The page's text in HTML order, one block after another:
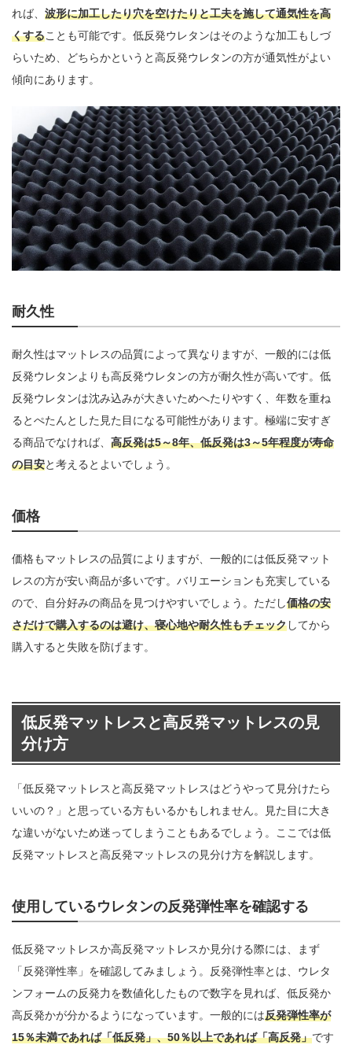
れば、 波形に加工したり穴を空けたりと工夫を施して通気性を高
くすることも可能です。低反発ウレタンはそのような加工もしづ
らいため、どちらかというと高反発ウレタンの方が通気性がよい
傾向にあります。
耐久性
耐久性はマットレスの品質によって異なりますが、一般的には低
反発ウレタンよりも高反発ウレタンの方が耐久性が高いです。低
反発ウレタンは沈み込みが大きいためへたりやすく、年数を重ね
るとぺたんとした見た目になる可能性があります。極端に安すぎ
る商品でなければ、 高反発は5～8年、低反発は3～5年程度が寿命
の目安と考えるとよいでしょう。
価格
価格もマットレスの品質によりますが、一般的には低反発マット
レスの方が安い商品が多いです。バリエーションも充実している
ので、自分好みの商品を見つけやすいでしょう。ただし価格の安
さだけで購入するのは避け、寝心地や耐久性もチェックしてから
購入すると失敗を防げます。
低反発マットレスと高反発マットレスの見
分け方
「低反発マットレスと高反発マットレスはどうやって見分けたら
いいの？」と思っている方もいるかもしれません。見た目に大き
な違いがないため迷ってしまうこともあるでしょう。ここでは低
反発マットレスと高反発マットレスの見分け方を解説します。
使用しているウレタンの反発弾性率を確認する
低反発マットレスか高反発マットレスか見分ける際には、まず
「反発弾性率」を確認してみましょう。反発弾性率とは、ウレタ
ンフォームの反発力を数値化したもので数字を見れば、低反発か
高反発かが分かるようになっています。一般的には反発弾性率が
15％未満であれば「低反発」、50％以上であれば「高反発」です